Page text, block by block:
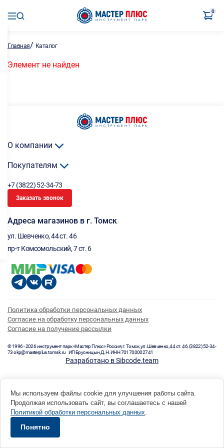
0
Главная/ Каталог
Элемент не найден
О компании
Покупателям
+7 (3822) 52-34-73
Заказать звонок
Адреса магазинов в г. Томск
ул. Шевченко, 44 ст. 46
пр-т Комсомольский, 7 ст. 6
Политика обработки персональных данных
Согласие на обработку персональных данных
Согласие на получение рассылки
© 1996 - 2026 инструмент парк «Мастер Плюс» Россия, г. Томск, ул. Шевченко, 44 ст. 46, (3822) 52-34-
73 okp@masterplus.tomsk.ru ИП Брусницын Д.Н. ИНН 701700002741
Разработано в Sibcode.team
Мы используем файлы cookie для улучшения работы сайта.
Продолжая использовать сайт, вы соглашаетесь с нашей
Политикой обработки персональных данных.
Понятно